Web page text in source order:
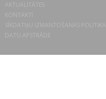
AKTUALITĀTES
KONTAKTI
SĪKDATŅU IZMANTOŠANAS POLITIKA
DATU APSTRĀDE